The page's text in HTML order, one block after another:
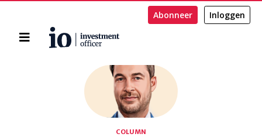
Home
Abonneer Inloggen
COLUMN